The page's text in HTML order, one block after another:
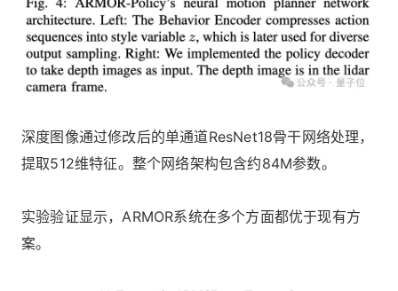
深度图像通过修改后的单通道ResNet18骨干网络处理，
提取512维特征。整个网络架构包含约84M参数。
实验验证显示，ARMOR系统在多个方面都优于现有方
案。